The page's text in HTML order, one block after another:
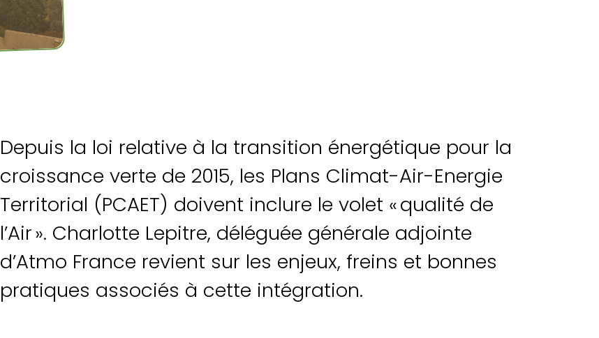
Depuis la loi relative à la transition énergétique pour la
croissance verte de 2015, les Plans Climat-Air-Energie
Territorial (PCAET) doivent inclure le volet « qualité de
l’Air ». Charlotte Lepitre, déléguée générale adjointe
d’Atmo France revient sur les enjeux, freins et bonnes
pratiques associés à cette intégration.